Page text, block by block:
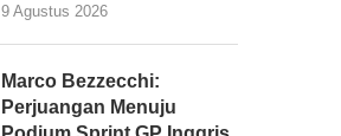
9 Agustus 2026
Marco Bezzecchi:
Perjuangan Menuju